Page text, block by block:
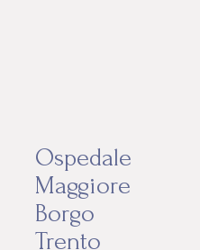
Ospedale
Maggiore
Borgo
Trento